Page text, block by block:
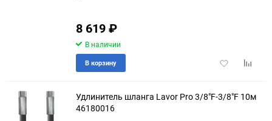
8 619₽
В наличии
Добавить
В корзину
Удлинитель шланга Lavor Pro 3/8"F-3/8"F 10м
46180016